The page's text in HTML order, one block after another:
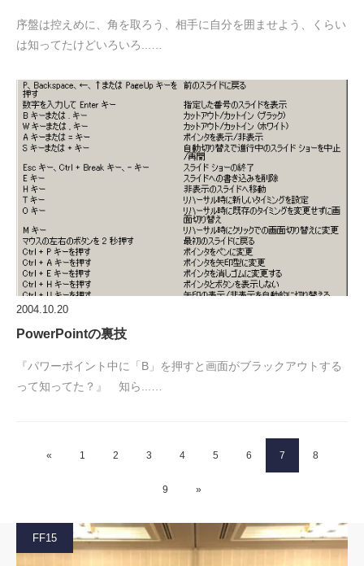
序盤は控えめに、角を取ろう、相手に自分を囲ませよう、くらい
は知ってたけどいろいろ...…
2004.10.20
PowerPointの裏技
『パワーポイント中に「B」を押すと画面がブラックアウトする
って知ってた？』 知ら...…
« 1 2 3 4 5 6 7 8
9 »
FF15